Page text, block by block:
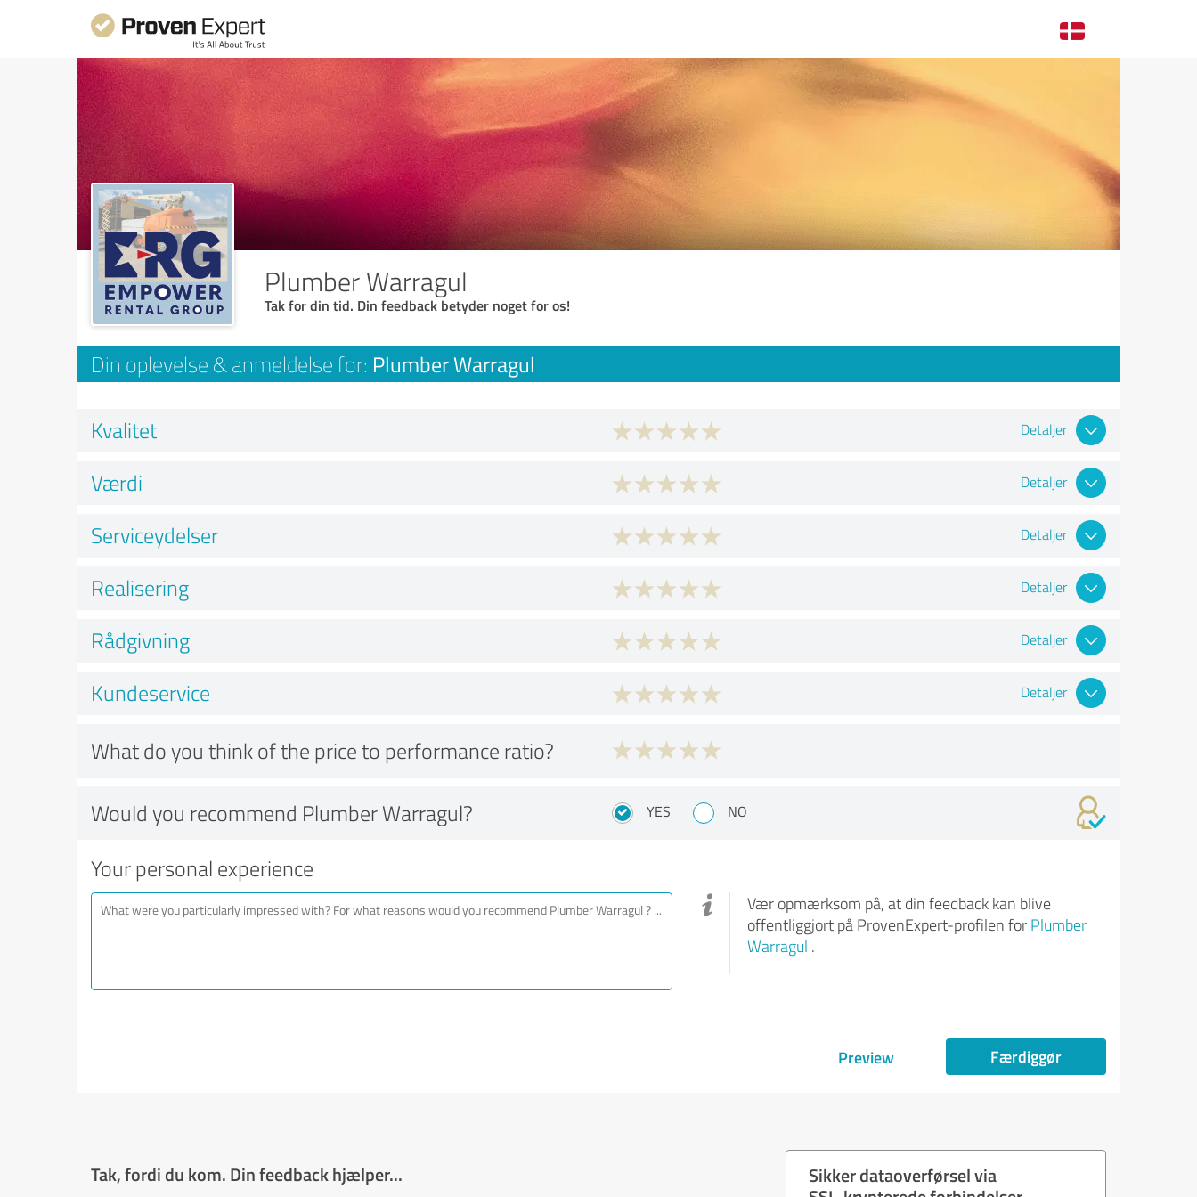
Plumber Warragul
Tak for din tid. Din feedback betyder noget for os!
Din oplevelse & anmeldelse for: Plumber Warragul
Kvalitet Detaljer
Værdi Detaljer
Serviceydelser Detaljer
Realisering Detaljer
Rådgivning Detaljer
Kundeservice Detaljer
What do you think of the price to performance ratio?
Would you recommend Plumber Warragul? YES NO
Your personal experience
Vær opmærksom på, at din feedback kan blive
offentliggjort på ProvenExpert-profilen for Plumber
Warragul .
Preview Færdiggør
Tak, fordi du kom. Din feedback hjælper...
Sikker dataoverførsel via